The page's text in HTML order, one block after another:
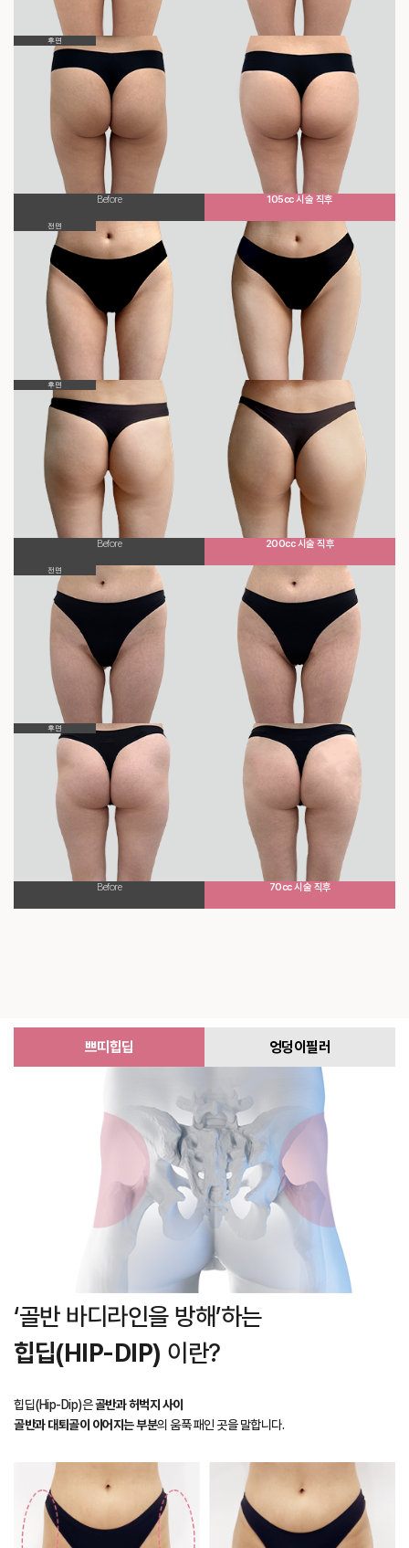
후면
Before 105cc 시술 직후
전면
후면
Before 200cc 시술 직후
전면
후면
Before 70cc 시술 직후
쁘띠힙딥 엉덩이필러
‘골반 바디라인을 방해’하는
힙딥(HIP-DIP) 이란?
힙딥(Hip-Dip)은골반과 허벅지 사이
골반과 대퇴골이 이어지는 부분의 움푹 패인 곳을 말합니다.